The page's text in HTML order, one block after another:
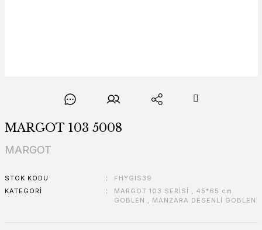
MARGOT 103 5008
MARGOT
STOK KODU
FHYGIS39
KATEGORI
MARGOT 103 SERİSİ , 45*65 cm
GOBLEN , MANZARA DESENLİ GOBLEN